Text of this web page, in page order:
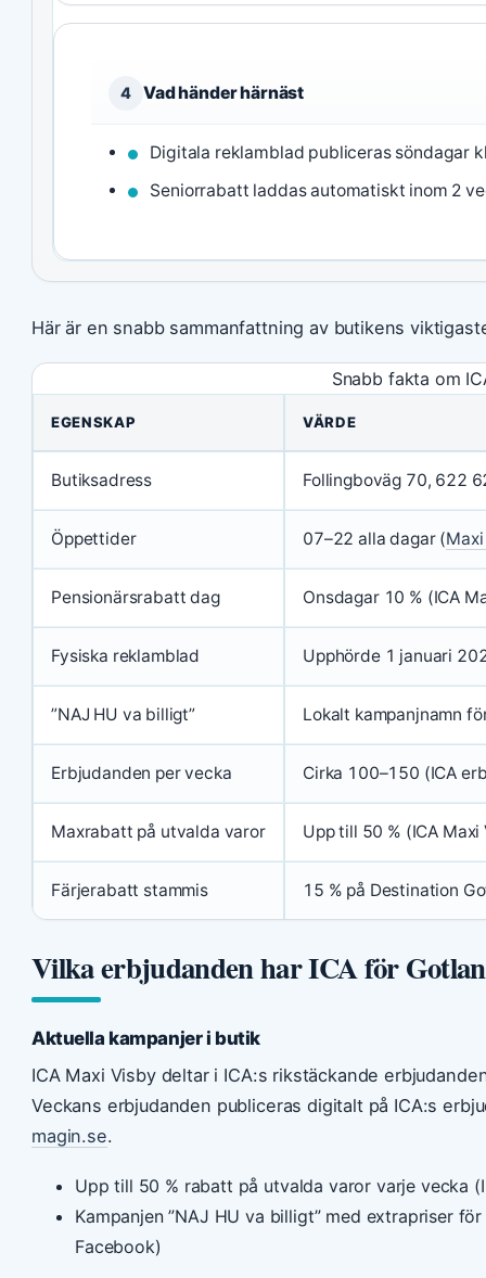
4 Vad händer härnäst
Digitala reklamblad publiceras söndagar
Seniorrabatt laddas automatiskt inom 2
Här är en snabb sammanfattning av butikens
Snabb fakta om
EGENSKAP VÄRDE
Butiksadress Follingboväg 70, 622
Öppettider 07–22 alla dagar (
Pensionärsrabatt dag Onsdagar 10 % (ICA
Fysiska reklamblad Upphörde 1 januari
”NAJ HU va billigt” Lokalt kampanjnamn
Erbjudanden per vecka Cirka 100–150 (ICA
Maxrabatt på utvalda varor Upp till 50 % (ICA
Färjerabatt stammis 15 % på Destination
Vilka erbjudanden har ICA för
Aktuella kampanjer i butik
ICA Maxi Visby deltar i ICA:s rikstäckande
Veckans erbjudanden publiceras digitalt på ICA:s
magin.se.
Upp till 50 % rabatt på utvalda varor varje vecka
Kampanjen ”NAJ HU va billigt” med extrapriser
Facebook)